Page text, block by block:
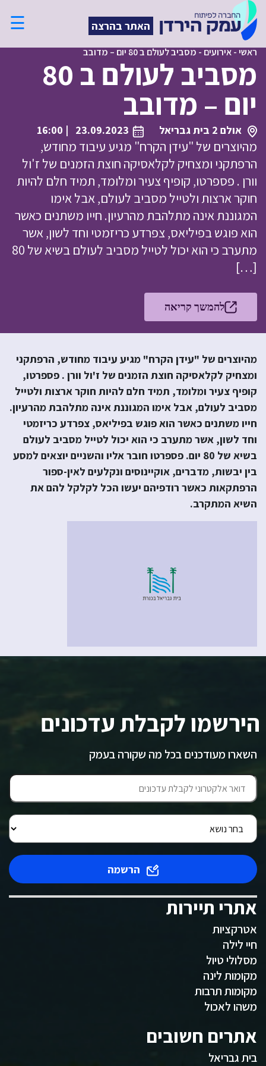
האתר בהרצה ☰
ראשי-אירועים - מסביב לעולם ב 80 יום – מדובב
מסביב לעולם ב 80
יום – מדובב
אולם 2 בית גבריאל 23.09.2023
| 16:00
מהיוצרים של "עידן הקרח" מגיע עיבוד מחודש,
הרפתקני ומצחיק לקלאסיקה חוצת הזמנים של ז'ול
וורן . פספרטו, קופיף צעיר ומלומד, תמיד חלם להיות
חוקר ארצות ולטייל מסביב לעולם, אבל אימו
המגוננת אינה מתלהבת מהרעיון. חייו משתנים כאשר
הוא פוגש בפיליאס, צפרדע כריזמטי וחד לשון, אשר
מתערב כי הוא יכול לטייל מסביב לעולם בשיא של 80
[…]
להמשך קריאה
מהיוצרים של "עידן הקרח" מגיע עיבוד מחודש, הרפתקני
ומצחיק לקלאסיקה חוצת הזמנים של ז'ול וורן . פספרטו,
קופיף צעיר ומלומד, תמיד חלם להיות חוקר ארצות ולטייל
מסביב לעולם, אבל אימו המגוננת אינה מתלהבת מהרעיון.
חייו משתנים כאשר הוא פוגש בפיליאס, צפרדע כריזמטי
וחד לשון, אשר מתערב כי הוא יכול לטייל מסביב לעולם
בשיא של 80 יום. פספרטו חובר אליו והשניים יוצאים למסע
בין יבשות, מדברים, אוקיינוסים ונקלעים לאין-ספור
הרפתקאות כאשר רודפיהם יעשו הכל לקלקל להם את
השיא המתקרב.
הירשמו לקבלת עדכונים
השארו מעודכנים בכל מה שקורה בעמק
הרשמה
אתרי תיירות
אטרקציות
חיי לילה
מסלולי טיול
מקומות לינה
מקומות תרבות
משהו לאכול
אתרים חשובים
בית גבריאל